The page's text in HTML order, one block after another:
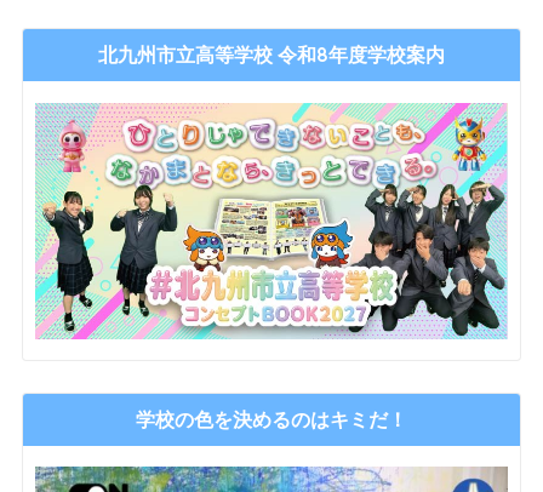
北九州市立高等学校 令和8年度学校案内
学校の色を決めるのはキミだ！